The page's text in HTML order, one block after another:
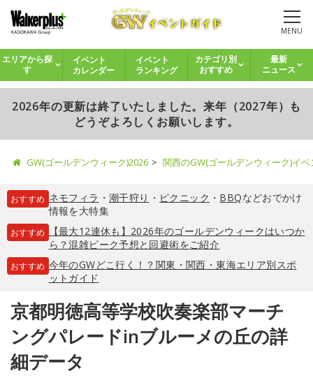
MENU
エリアから探
す
イベント
カレンダー
イベント
ランキング
カテゴリ別
おすすめ
最新
ニュース
2026年の更新は終了いたしました。来年（2027年）も
どうぞよろしくお願いします。
GW(ゴールデンウィーク)2026 関西のGW(ゴールデンウィーク)イ
おすすめ ネモフィラ ・ 潮干狩り ・ ピクニック ・ BBQなどおでかけ
情報を大特集
おすすめ
【最大12連休も】2026年のゴールデンウィークはいつか
ら？混雑ピーク予想と回避術をご紹介
おすすめ 今年のGWどこ行く！？関東・関西・東海エリア別スポ
ットガイド
京都明徳高等学校吹奏楽部マーチ
ングパレードinブルーメの丘の詳
細データ